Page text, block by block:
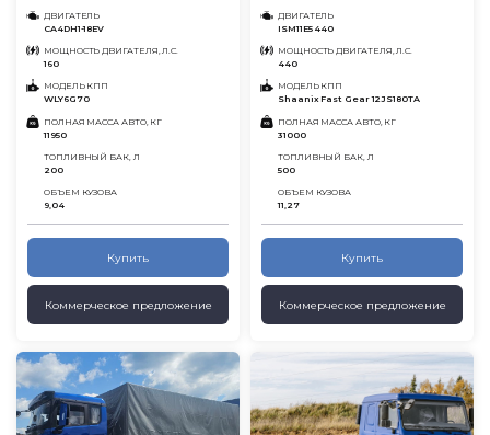
ДВИГАТЕЛЬ
CA4DH1-18EV
МОЩНОСТЬ ДВИГАТЕЛЯ, Л.С.
160
МОДЕЛЬ КПП
WLY6G70
ПОЛНАЯ МАССА АВТО, КГ
11950
ТОПЛИВНЫЙ БАК, Л
200
ОБЪЕМ КУЗОВА
9,04
Купить
Коммерческое предложение
ДВИГАТЕЛЬ
ISM11E5 440
МОЩНОСТЬ ДВИГАТЕЛЯ, Л.С.
440
МОДЕЛЬ КПП
Shaanix Fast Gear 12JS180TA
ПОЛНАЯ МАССА АВТО, КГ
31000
ТОПЛИВНЫЙ БАК, Л
500
ОБЪЕМ КУЗОВА
11,27
Купить
Коммерческое предложение